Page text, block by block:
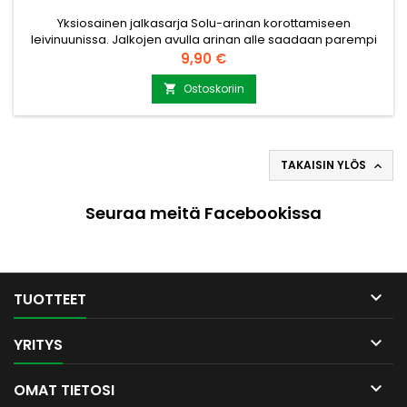
Yksiosainen jalkasarja Solu-arinan korottamiseen
leivinuunissa. Jalkojen avulla arinan alle saadaan parempi
ilmankierto, mikä tekee palamisesta puhtaampaa ja
tehokkaampaa. Paino noin 1.2 kg. Koko 30mm. Valmistettu
kestävästä teräksestä. Yhteensopiva useiden Solu-
arinamallien kanssa. Helppo asentaa. kysy lisätietoja ja
lisämittoja myynti@puuvirrat.fi
Hinta
9,90 €
 Ostoskoriin
TAKAISIN YLÖS 
Seuraa meitä Facebookissa
TUOTTEET 
YRITYS 
OMAT TIETOSI 